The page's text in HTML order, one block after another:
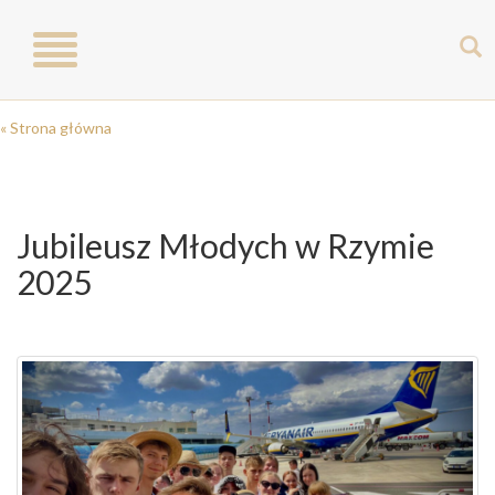
Toggle
navigation
« Strona główna
Jubileusz Młodych w Rzymie
2025